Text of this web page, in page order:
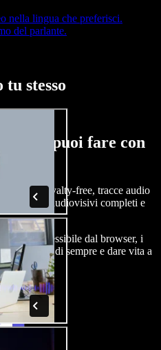
nella lingua che preferisci.
del parlante.
stesso
che puoi fare con
stock royalty-free, tracce audio
progetti audiovisivi completi e
e tutto accessibile dal browser, i
i limiti di sempre e dare vita a